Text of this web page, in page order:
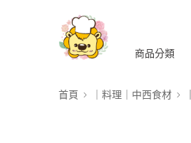
商品分類
首頁 ｜料理｜中西食材